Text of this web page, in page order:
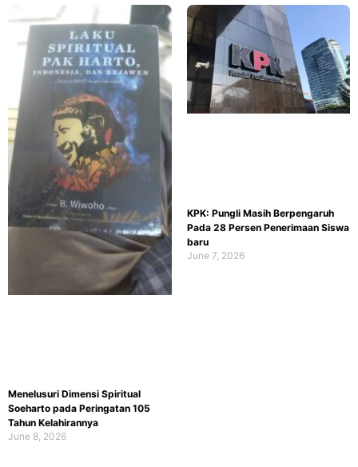
Menelusuri Dimensi Spiritual
Soeharto pada Peringatan 105
Tahun Kelahirannya
June 8, 2026
KPK: Pungli Masih Berpengaruh
Pada 28 Persen Penerimaan Siswa
baru
June 7, 2026